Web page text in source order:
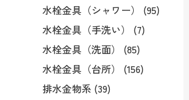
水栓金具（シャワー） (95)
水栓金具（手洗い） (7)
水栓金具（洗面） (85)
水栓金具（台所） (156)
排水金物系 (39)